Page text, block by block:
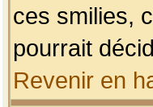
ces smilies,
pourrait
Revenir en